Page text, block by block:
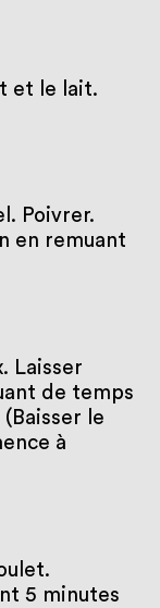
et le lait.
Poivrer.
en remuant
Laisser
de temps
le
à
5 minutes